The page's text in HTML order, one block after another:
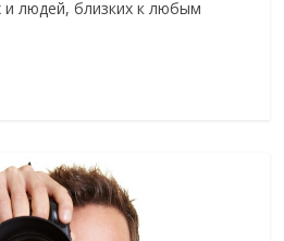
и людей, близких к любым